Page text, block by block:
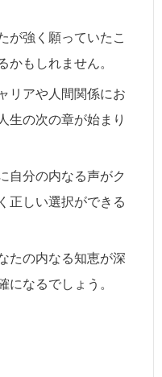
が強く願っていたこ
かもしれません。
リアや人間関係にお
生の次の章が始まり
自分の内なる声がク
正しい選択ができる
たの内なる知恵が深
になるでしょう。